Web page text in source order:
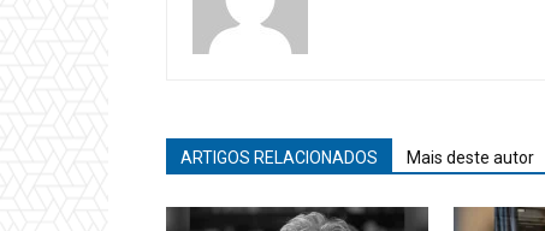
ARTIGOS RELACIONADOS Mais deste autor